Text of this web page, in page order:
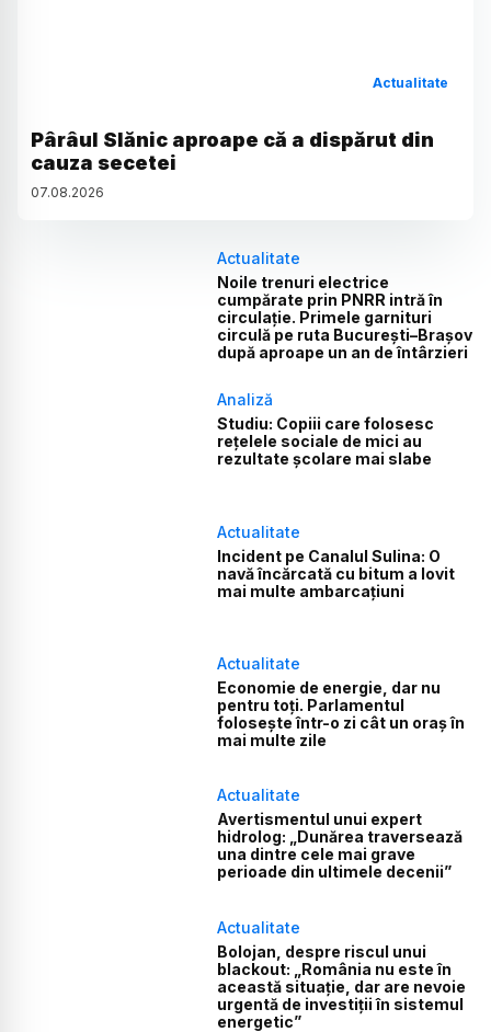
Actualitate
Pârâul Slănic aproape că a dispărut din
cauza secetei
07.08.2026
Actualitate
Noile trenuri electrice
cumpărate prin PNRR intră în
circulație. Primele garnituri
circulă pe ruta București–Brașov
după aproape un an de întârzieri
Analiză
Studiu: Copiii care folosesc
rețelele sociale de mici au
rezultate școlare mai slabe
Actualitate
Incident pe Canalul Sulina: O
navă încărcată cu bitum a lovit
mai multe ambarcațiuni
Actualitate
Economie de energie, dar nu
pentru toți. Parlamentul
folosește într-o zi cât un oraș în
mai multe zile
Actualitate
Avertismentul unui expert
hidrolog: „Dunărea traversează
una dintre cele mai grave
perioade din ultimele decenii”
Actualitate
Bolojan, despre riscul unui
blackout: „România nu este în
această situație, dar are nevoie
urgentă de investiții în sistemul
energetic”